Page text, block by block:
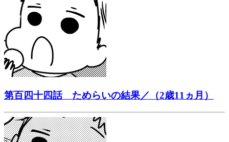
第百四十四話 ためらいの結果／（2歳11ヵ月）